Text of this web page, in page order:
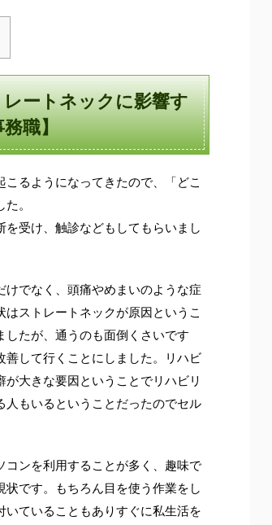
ートネックに影響す
職】
るようになってきたので、「どこ
。
受け、触診などもしてもらいまし
でなく、頭痛やめまいのような症
ストレートネックが原因というこ
たが、通うのも面倒くさいです
善して行くことにしました。リハビ
大きな要因ということでリハビリ
もいるということだったのでセル
ンを利用することが多く、趣味で
です。もちろん目を使う作業をし
ていることもありすぐに私生活を